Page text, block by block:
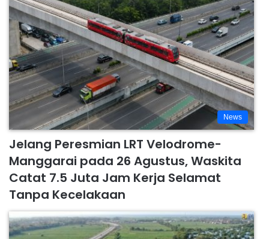
News
Jelang Peresmian LRT Velodrome-
Manggarai pada 26 Agustus, Waskita
Catat 7.5 Juta Jam Kerja Selamat
Tanpa Kecelakaan